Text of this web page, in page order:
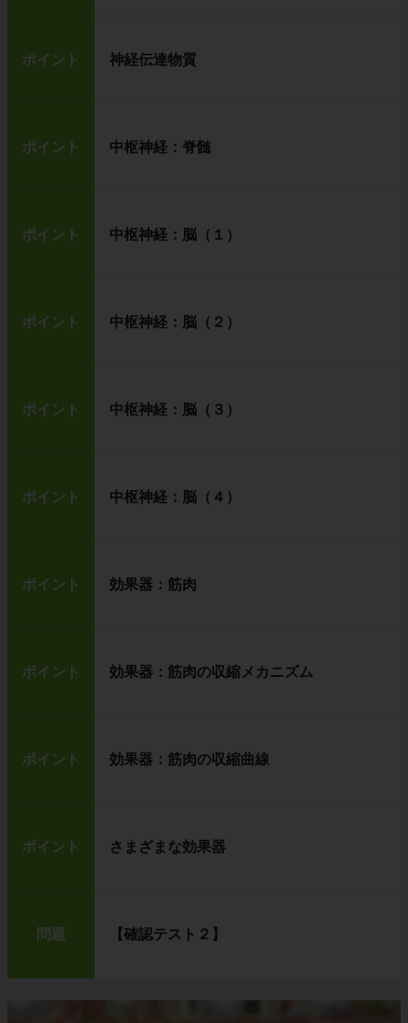
ポイント 神経伝達物質
ポイント 中枢神経：脊髄
ポイント 中枢神経：脳（１）
ポイント 中枢神経：脳（２）
ポイント 中枢神経：脳（３）
ポイント 中枢神経：脳（４）
ポイント 効果器：筋肉
ポイント 効果器：筋肉の収縮メカニズム
ポイント 効果器：筋肉の収縮曲線
ポイント さまざまな効果器
問題 【確認テスト２】